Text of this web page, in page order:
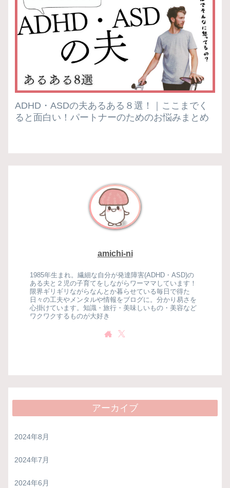
ADHD・ASDの夫あるある８選！｜ここまでく
ると面白い！パートナーのためのお悩みまとめ
amichi-ni
1985年生まれ。繊細な自分が発達障害(ADHD・ASD)の
ある夫と２児の子育てをしながらワーママしています！
限界ギリギリながらなんとか暮らせている毎日で得た
日々の工夫やメンタルや情報をブログに。分かり易さを
心掛けています。知識・旅行・美味しいもの・美容など
ワクワクするものが大好き
アーカイブ
2024年8月
2024年7月
2024年6月